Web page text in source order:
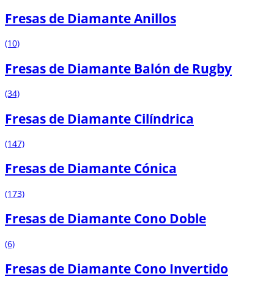
Fresas de Diamante Anillos
(10)
Fresas de Diamante Balón de Rugby
(34)
Fresas de Diamante Cilíndrica
(147)
Fresas de Diamante Cónica
(173)
Fresas de Diamante Cono Doble
(6)
Fresas de Diamante Cono Invertido